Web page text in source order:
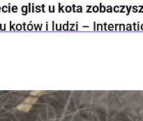
glist u kota
kotów i ludzi –